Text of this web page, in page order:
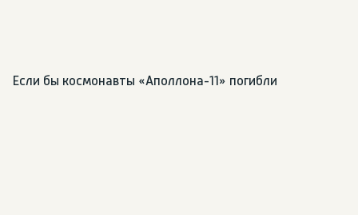
Если бы космонавты «Аполлона-11» погибли